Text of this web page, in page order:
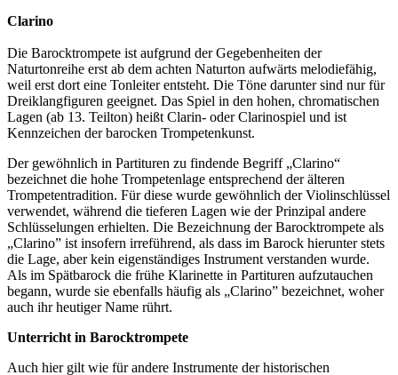
Clarino
Die Barocktrompete ist aufgrund der Gegebenheiten der
Naturtonreihe erst ab dem achten Naturton aufwärts melodiefähig,
weil erst dort eine Tonleiter entsteht. Die Töne darunter sind nur für
Dreiklangfiguren geeignet. Das Spiel in den hohen, chromatischen
Lagen (ab 13. Teilton) heißt Clarin- oder Clarinospiel und ist
Kennzeichen der barocken Trompetenkunst.
Der gewöhnlich in Partituren zu findende Begriff „Clarino“
bezeichnet die hohe Trompetenlage entsprechend der älteren
Trompetentradition. Für diese wurde gewöhnlich der Violinschlüssel
verwendet, während die tieferen Lagen wie der Prinzipal andere
Schlüsselungen erhielten. Die Bezeichnung der Barocktrompete als
„Clarino” ist insofern irreführend, als dass im Barock hierunter stets
die Lage, aber kein eigenständiges Instrument verstanden wurde.
Als im Spätbarock die frühe Klarinette in Partituren aufzutauchen
begann, wurde sie ebenfalls häufig als „Clarino” bezeichnet, woher
auch ihr heutiger Name rührt.
Unterricht in Barocktrompete
Auch hier gilt wie für andere Instrumente der historischen